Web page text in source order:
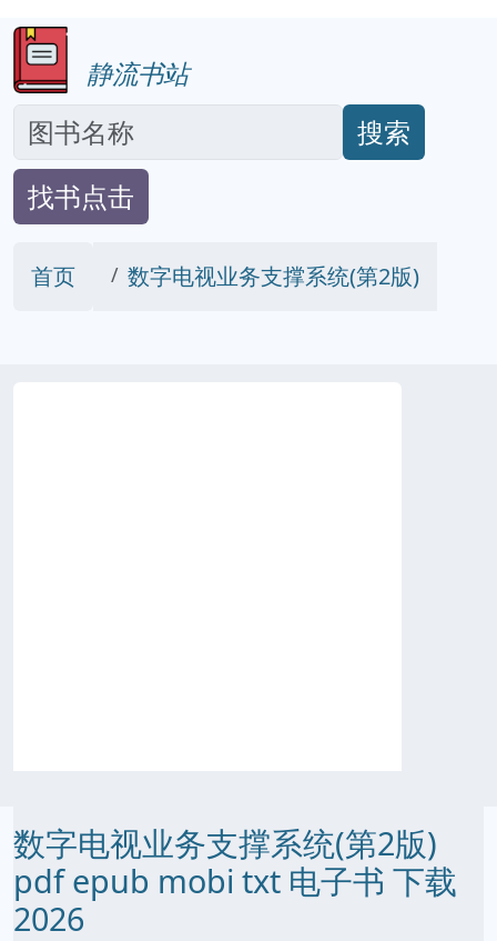
静流书站
搜索
找书点击
首页 数字电视业务支撑系统(第2版)
数字电视业务支撑系统(第2版)
pdf epub mobi txt 电子书 下载
2026